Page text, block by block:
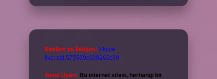
Reklam ve İletişim: Skype:
live:.cid.575569c608265c69
Yasal Uyarı: Bu internet sitesi, herhangi bir